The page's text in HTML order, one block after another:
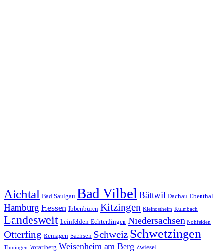
Aichtal Bad Saulgau Bad Vilbel Bättwil Dachau Ebenthal
Hamburg Hessen Ibbenbüren Kitzingen Kleinostheim Kulmbach
Landesweit Leinfelden-Echterdingen Niedersachsen Nohfelden
Otterfing Remagen Sachsen Schweiz Schwetzingen
Thüringen Vorarlberg Weisenheim am Berg Zwiesel